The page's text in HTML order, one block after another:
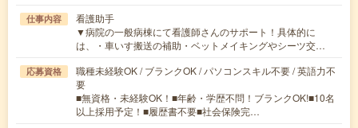
仕事内容
看護助手
▼病院の一般病棟にて看護師さんのサポート！具体的に
は、・車いす搬送の補助・ベットメイキングやシーツ交…
応募資格
職種未経験OK / ブランクOK / パソコンスキル不要 / 英語力不
要
■無資格・未経験OK！■年齢・学歴不問！ブランクOK!■10名
以上採用予定！■履歴書不要■社会保険完…